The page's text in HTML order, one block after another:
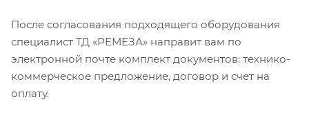
После согласования подходящего оборудования
специалист ТД «РЕМЕЗА» направит вам по
электронной почте комплект документов: технико-
коммерческое предложение, договор и счет на
оплату.